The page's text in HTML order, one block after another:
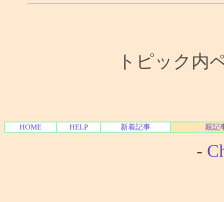
トピック内
HOME HELP 新着記事 親記
-